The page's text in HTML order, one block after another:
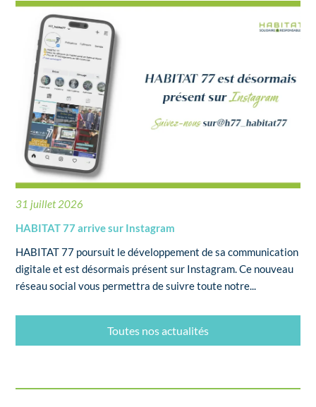
31 juillet 2026
HABITAT 77 arrive sur Instagram
HABITAT 77 poursuit le développement de sa communication
digitale et est désormais présent sur Instagram. Ce nouveau
réseau social vous permettra de suivre toute notre...
Toutes nos actualités